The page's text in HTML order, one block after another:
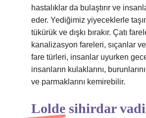
hastalıklar da bulaştırır ve
eder. Yediğimiz yiyeceklerle
tükürük ve dışkı bırakır. Çatı
kanalizasyon fareleri, sıçanlar
fare türleri, insanlar uyurken
insanların kulaklarını,
ve parmaklarını kemirebilir.
Lolde sihirdar